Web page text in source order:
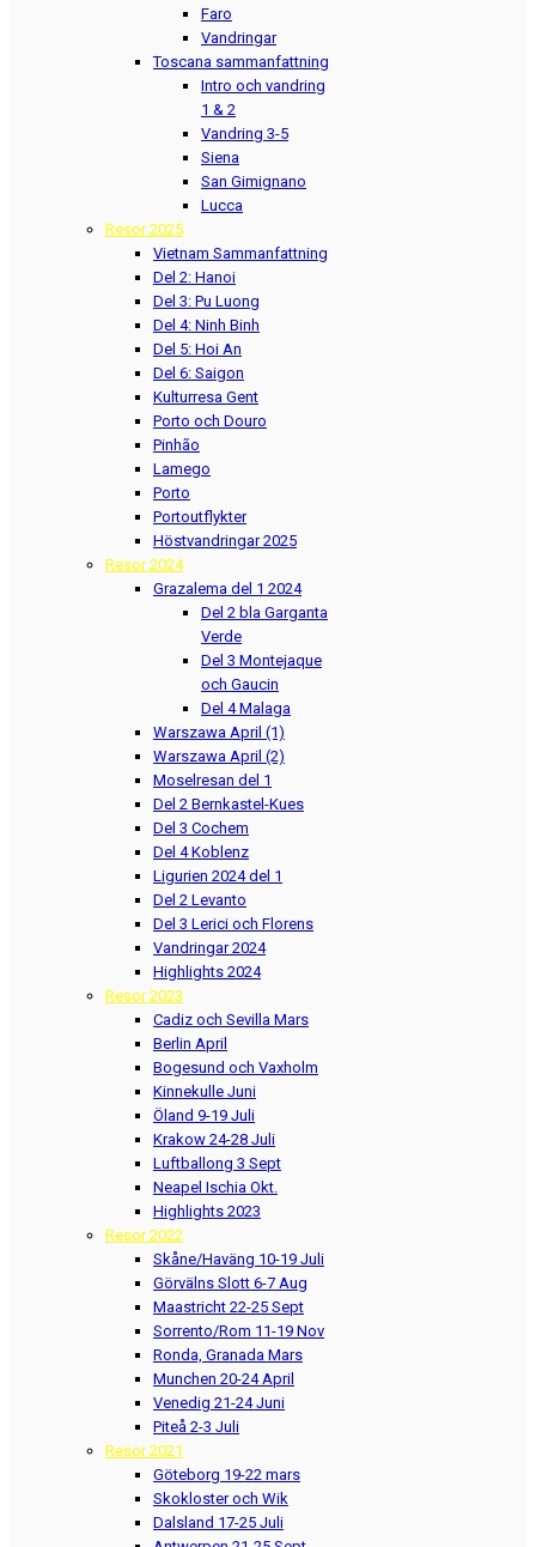
Faro
Vandringar
Toscana sammanfattning
Intro och vandring
1 & 2
Vandring 3-5
Siena
San Gimignano
Lucca
Resor 2025
Vietnam Sammanfattning
Del 2: Hanoi
Del 3: Pu Luong
Del 4: Ninh Binh
Del 5: Hoi An
Del 6: Saigon
Kulturresa Gent
Porto och Douro
Pinhão
Lamego
Porto
Portoutflykter
Höstvandringar 2025
Resor 2024
Grazalema del 1 2024
Del 2 bla Garganta
Verde
Del 3 Montejaque
och Gaucin
Del 4 Malaga
Warszawa April (1)
Warszawa April (2)
Moselresan del 1
Del 2 Bernkastel-Kues
Del 3 Cochem
Del 4 Koblenz
Ligurien 2024 del 1
Del 2 Levanto
Del 3 Lerici och Florens
Vandringar 2024
Highlights 2024
Resor 2023
Cadiz och Sevilla Mars
Berlin April
Bogesund och Vaxholm
Kinnekulle Juni
Öland 9-19 Juli
Krakow 24-28 Juli
Luftballong 3 Sept
Neapel Ischia Okt.
Highlights 2023
Resor 2022
Skåne/Haväng 10-19 Juli
Görvälns Slott 6-7 Aug
Maastricht 22-25 Sept
Sorrento/Rom 11-19 Nov
Ronda, Granada Mars
Munchen 20-24 April
Venedig 21-24 Juni
Piteå 2-3 Juli
Resor 2021
Göteborg 19-22 mars
Skokloster och Wik
Dalsland 17-25 Juli